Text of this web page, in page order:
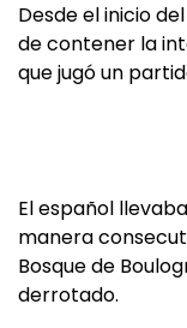
Desde el inicio
de contener la
que jugó un
El español
manera
Bosque de
derrotado.